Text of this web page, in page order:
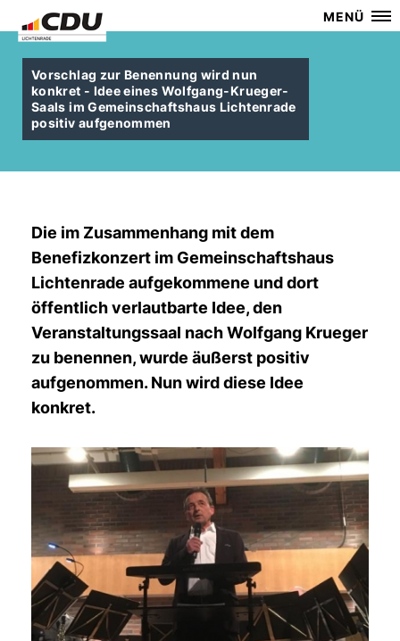
MENÜ
Vorschlag zur Benennung wird nun
konkret - Idee eines Wolfgang-Krueger-
Saals im Gemeinschaftshaus Lichtenrade
positiv aufgenommen
Die im Zusammenhang mit dem
Benefizkonzert im Gemeinschaftshaus
Lichtenrade aufgekommene und dort
öffentlichverlautbarte Idee, den
Veranstaltungssaal nachWolfgang Krueger
zu benennen, wurde äußerst positiv
aufgenommen. Nun wird diese Idee
konkret.